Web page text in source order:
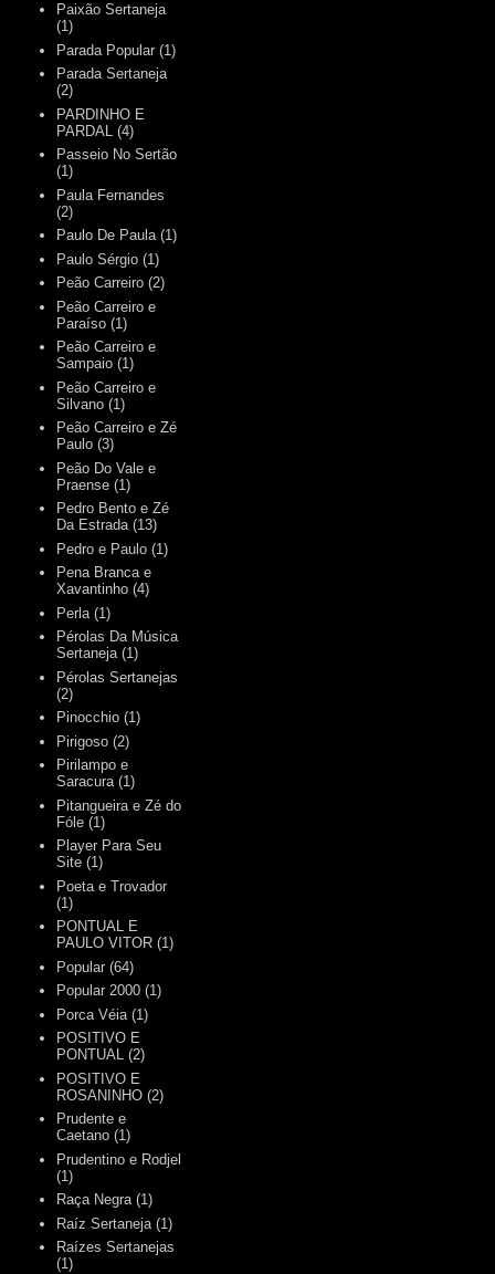
Paixão Sertaneja
(1)
Parada Popular (1)
Parada Sertaneja
(2)
PARDINHO E
PARDAL
(4)
Passeio No Sertão
(1)
Paula Fernandes
(2)
Paulo De Paula (1)
Paulo Sérgio (1)
Peão Carreiro (2)
Peão Carreiro e
Paraíso (1)
Peão Carreiro e
Sampaio (1)
Peão Carreiro e
Silvano (1)
Peão Carreiro e Zé
Paulo (3)
Peão Do Vale e
Praense (1)
Pedro Bento e Zé
Da Estrada (13)
Pedro e Paulo (1)
Pena Branca e
Xavantinho (4)
Perla (1)
Pérolas Da Música
Sertaneja (1)
Pérolas Sertanejas
(2)
Pinocchio (1)
Pirigoso (2)
Pirilampo e
Saracura (1)
Pitangueira e Zé do
Fóle (1)
Player Para Seu
Site (1)
Poeta e Trovador
(1)
PONTUAL E
PAULO VITOR (1)
Popular (64)
Popular 2000 (1)
Porca Véia (1)
POSITIVO E
PONTUAL (2)
POSITIVO E
ROSANINHO (2)
Prudente e
Caetano (1)
Prudentino e Rodjel
(1)
Raça Negra (1)
Raíz Sertaneja (1)
Raízes Sertanejas
(1)